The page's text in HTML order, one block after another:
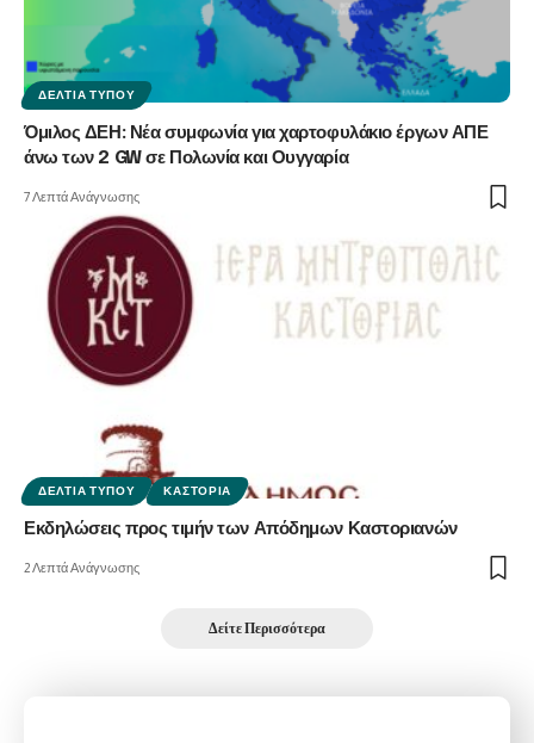
ΔΕΛΤΊΑ ΤΎΠΟΥ
Όμιλος ΔΕΗ: Νέα συμφωνία για χαρτοφυλάκιο έργων ΑΠΕ
άνω των 2 GW σε Πολωνία και Ουγγαρία
7 Λεπτά Ανάγνωσης
ΔΕΛΤΊΑ ΤΎΠΟΥ ΚΑΣΤΟΡΙΆ
Εκδηλώσεις προς τιμήν των Απόδημων Καστοριανών
2 Λεπτά Ανάγνωσης
Δείτε Περισσότερα